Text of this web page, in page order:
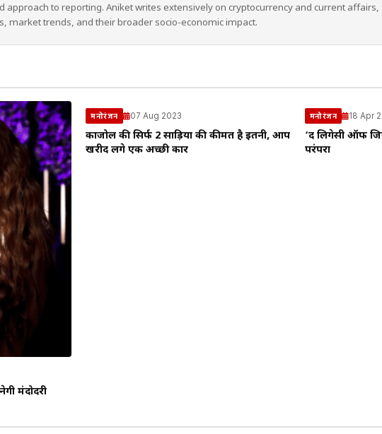
approach to reporting. Aniket writes extensively on cryptocurrency and current affairs,
market trends, and their broader socio-economic impact.
मंदोदरी
मनोरंजन 07 Aug 2023
काजोल की सिर्फ 2 साड़ियों की कीमत है इतनी, आप
खरीद लेंगे एक अच्छी कार
मनोरंजन 18 Apr
‘द लिगेसी ऑफ
परंपरा